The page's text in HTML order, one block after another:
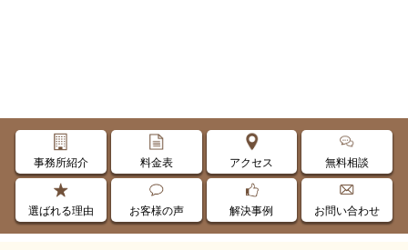
事務所紹介 料金表 アクセス 無料相談
選ばれる理由 お客様の声 解決事例 お問い合わせ